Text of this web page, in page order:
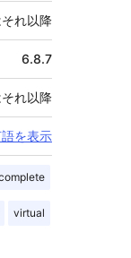
れ以降
6.8.7
れ以降
を表示
virtual